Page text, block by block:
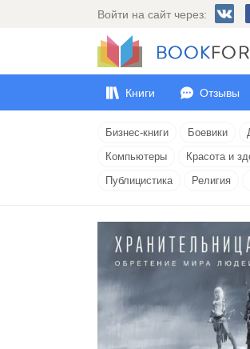
Войти на сайт через:
Книги Отзывы
Бизнес-книги Боевики
Компьютеры
Красота и
Публицистика
Религия